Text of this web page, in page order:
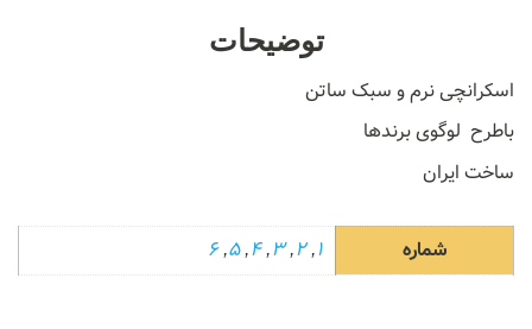
توضیحات
اسکرانچی نرم و سبک ساتن
باطرح لوگوی برندها
ساخت ایران
شماره 1
,
2
,
3
,
4
,
5
,
6